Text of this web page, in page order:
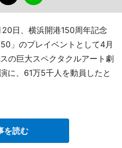
日、横浜開港150周年記念
」のプレイベントとして4月
の巨大スペクタクルアート劇
に、61万5千人を動員したと
を読む